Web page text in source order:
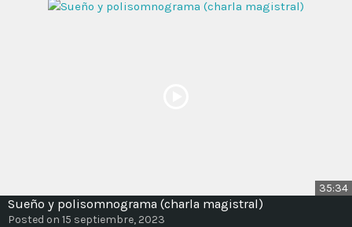
35:34
Sueño y polisomnograma (charla magistral)
Posted on 15 septiembre, 2023